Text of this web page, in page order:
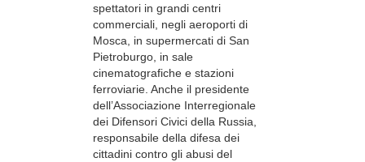
spettatori in grandi centri
commerciali, negli aeroporti di
Mosca, in supermercati di San
Pietroburgo, in sale
cinematografiche e stazioni
ferroviarie. Anche il presidente
dell’Associazione Interregionale
dei Difensori Civici della Russia,
responsabile della difesa dei
cittadini contro gli abusi del